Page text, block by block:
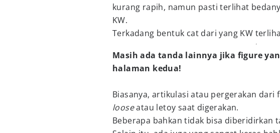
kurang rapih, namun pasti terlihat
KW.
Terkadang bentuk cat dari yang KW
Masih ada tanda lainnya jika figure
halaman kedua!
Biasanya, artikulasi atau pergerakan dari
looseatau letoy saat digerakan.
Beberapa bahkan tidak bisa diberidirkan